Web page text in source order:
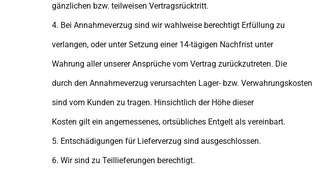
gänzlichen bzw. teilweisen Vertragsrücktritt.
4. Bei Annahmeverzug sind wir wahlweise berechtigt Erfüllung zu
verlangen, oder unter Setzung einer 14-tägigen Nachfrist unter
Wahrung aller unserer Ansprüche vom Vertrag zurückzutreten. Die
durch den Annahmeverzug verursachten Lager- bzw. Verwahrungskosten
sind vom Kunden zu tragen. Hinsichtlich der Höhe dieser
Kosten gilt ein angemessenes, ortsübliches Entgelt als vereinbart.
5. Entschädigungen für Lieferverzug sind ausgeschlossen.
6. Wir sind zu Teillieferungen berechtigt.